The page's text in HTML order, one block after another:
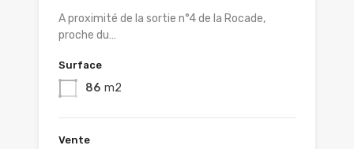
A proximité de la sortie n°4 de la Rocade,
proche du…
Surface
86 m2
Vente